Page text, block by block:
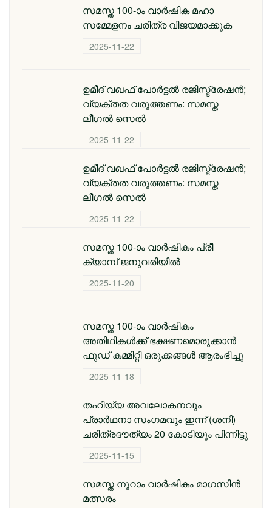
സമസ്ത 100-ാം വാര്‍ഷിക മഹാ
സമ്മേളനം ചരിത്ര വിജയമാക്കുക
2025-11-22
ഉമീദ് വഖഫ് പോർട്ടൽ രജിസ്ട്രേഷൻ;
വ്യക്തത വരുത്തണം: സമസ്ത
ലീഗൽ സെൽ
2025-11-22
ഉമീദ് വഖഫ് പോർട്ടൽ രജിസ്ട്രേഷൻ;
വ്യക്തത വരുത്തണം: സമസ്ത
ലീഗൽ സെൽ
2025-11-22
സമസ്ത 100-ാം വാര്‍ഷികം പ്രീ
ക്യാമ്പ് ജനുവരിയില്‍
2025-11-20
സമസ്ത 100-ാം വാര്‍ഷികം
അതിഥികള്‍ക്ക് ഭക്ഷണമൊരുക്കാന്‍
ഫുഡ് കമ്മിറ്റി ഒരുക്കങ്ങള്‍ ആരംഭിച്ചു
2025-11-18
തഹിയ്യ അവലോകനവും
പ്രാര്‍ഥനാ സംഗമവും ഇന്ന് (ശനി)
ചരിത്രദൗത്യം 20 കോടിയും പിന്നിട്ടു
2025-11-15
സമസ്ത നൂറാം വാർഷികം മാഗസിൻ
മത്സരം